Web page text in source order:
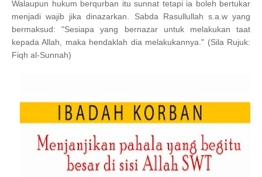
Walaupun hukum berqurban itu sunnat tetapi ia boleh bertukar
menjadi wajib jika dinazarkan. Sabda Rasullullah s.a.w yang
bermaksud: "Sesiapa yang bernazar untuk melakukan taat
kepada Allah, maka hendaklah dia melakukannya." (Sila Rujuk:
Fiqh al-Sunnah)